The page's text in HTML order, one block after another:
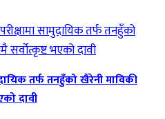
तर्फ तनहुँको खैरेनी माविकी
दावी